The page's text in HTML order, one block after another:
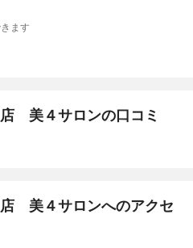
ます
美４サロンの口コミ
美４サロンへのアクセ